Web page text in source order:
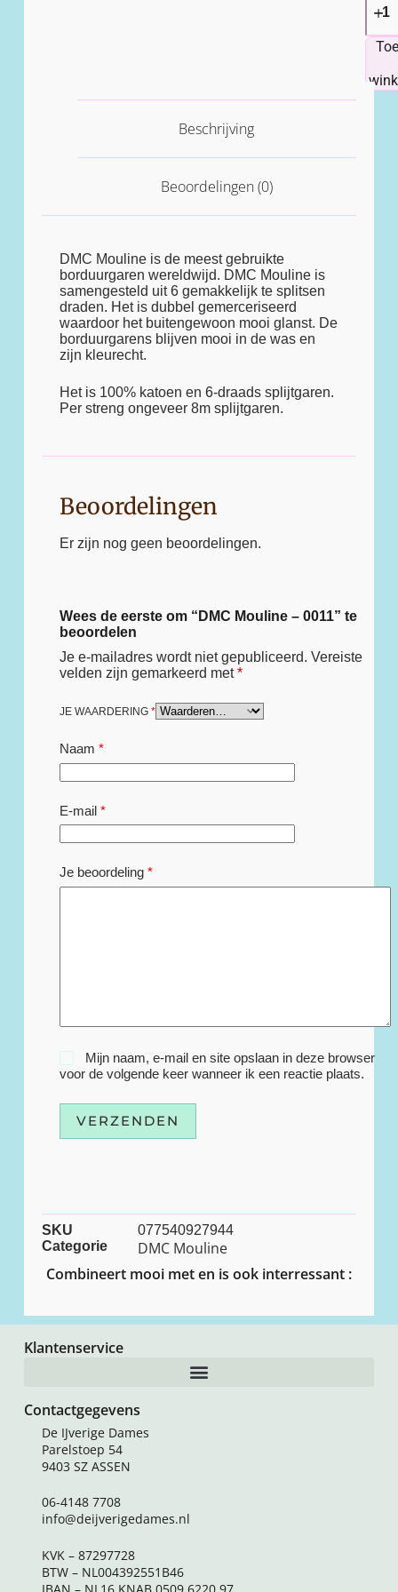
Beschrijving
Beoordelingen (0)
DMC Mouline is de meest gebruikte
borduurgaren wereldwijd. DMC Mouline is
samengesteld uit 6 gemakkelijk te splitsen
draden. Het is dubbel gemerceriseerd
waardoor het buitengewoon mooi glanst. De
borduurgarens blijven mooi in de was en
zijn kleurecht.
Het is 100% katoen en 6-draads splijtgaren.
Per streng ongeveer 8m splijtgaren.
Beoordelingen
Er zijn nog geen beoordelingen.
Wees de eerste om “DMC Mouline – 0011” te
beoordelen
Je e-mailadres wordt niet gepubliceerd. Vereiste
velden zijn gemarkeerd met*
JE WAARDERING *
Naam *
E-mail*
Je beoordeling *
Mijn naam, e-mail en site opslaan in deze browser
voor de volgende keer wanneer ik een reactie plaats.
VERZENDEN
SKU
077540927944
Categorie
DMC Mouline
Combineert mooi met en is ook interressant :
Klantenservice
Contactgegevens
De IJverige Dames
Parelstoep 54
9403 SZ ASSEN
06-4148 7708
info@deijverigedames.nl
KVK – 87297728
BTW – NL004392551B46